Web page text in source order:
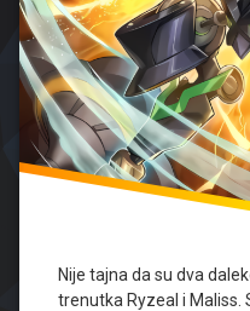
Nije tajna da su dva
trenutka Ryzeal i Maliss.